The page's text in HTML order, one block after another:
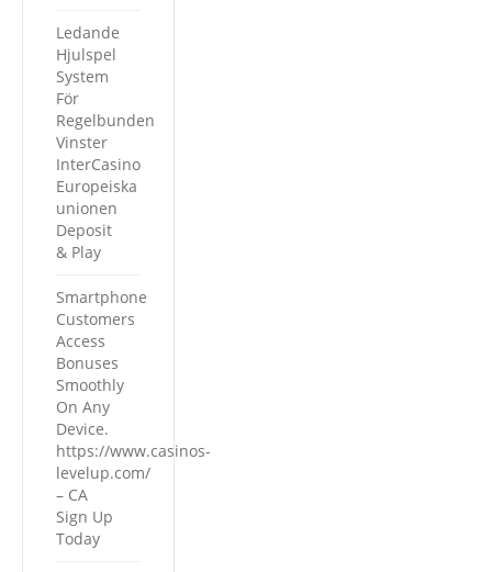
Ledande
Hjulspel
System
För
Regelbunden
Vinster
InterCasino
Europeiska
unionen
Deposit
& Play
Smartphone
Customers
Access
Bonuses
Smoothly
On Any
Device.
https://www.casinos-
levelup.com/
– CA
Sign Up
Today